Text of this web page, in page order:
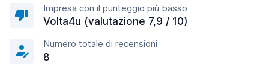
Impresa con il punteggio più basso
Volta4u (valutazione 7,9 / 10)
Numero totale di recensioni
8